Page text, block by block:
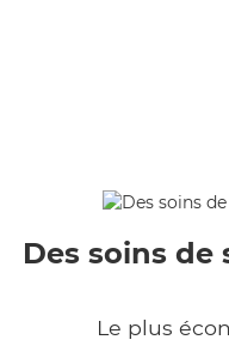
Des soins de
Le plus